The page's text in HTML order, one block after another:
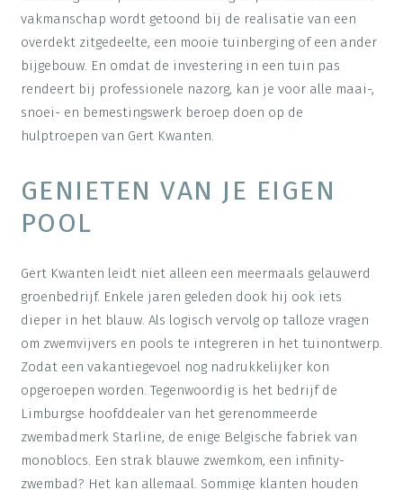
vakmanschap wordt getoond bij de realisatie van een
overdekt zitgedeelte, een mooie tuinberging of een ander
bijgebouw. En omdat de investering in een tuin pas
rendeert bij professionele nazorg, kan je voor alle maai-,
snoei- en bemestingswerk beroep doen op de
hulptroepen van Gert Kwanten.
GENIETEN VAN JE EIGEN
POOL
Gert Kwanten leidt niet alleen een meermaals gelauwerd
groenbedrijf. Enkele jaren geleden dook hij ook iets
dieper in het blauw. Als logisch vervolg op talloze vragen
om zwemvijvers en pools te integreren in het tuinontwerp.
Zodat een vakantiegevoel nog nadrukkelijker kon
opgeroepen worden. Tegenwoordig is het bedrijf de
Limburgse hoofddealer van het gerenommeerde
zwembadmerk Starline, de enige Belgische fabriek van
monoblocs. Een strak blauwe zwemkom, een infinity-
zwembad? Het kan allemaal. Sommige klanten houden